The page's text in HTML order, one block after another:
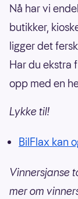
Nå har vi
butikker,
ligger det
Har du ekstra
opp med en
Lykke til!
BilFlax kan
Vinnersjanse
mer om